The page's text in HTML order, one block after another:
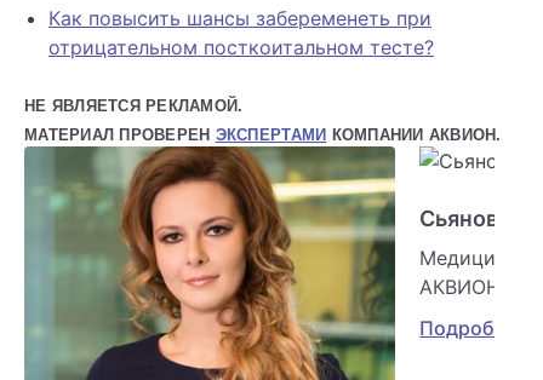
Как повысить шансы забеременеть при
отрицательном посткоитальном тесте?
НЕ ЯВЛЯЕТСЯ РЕКЛАМОЙ.
МАТЕРИАЛ ПРОВЕРЕН ЭКСПЕРТАМИ КОМПАНИИ АКВИОН.
Сьянова
АКВИОН
Подробнее